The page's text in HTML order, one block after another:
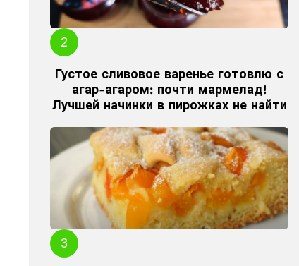
Густое сливовое варенье готовлю с
агар-агаром: почти мармелад!
Лучшей начинки в пирожках не найти